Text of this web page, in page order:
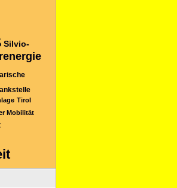
Silvio-
Tirol
Mobilität